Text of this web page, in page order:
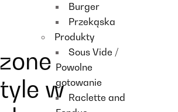
Burger
Przekąska
Produkty
Sous Vide /
Powolne
gotowanie
Raclette and
w